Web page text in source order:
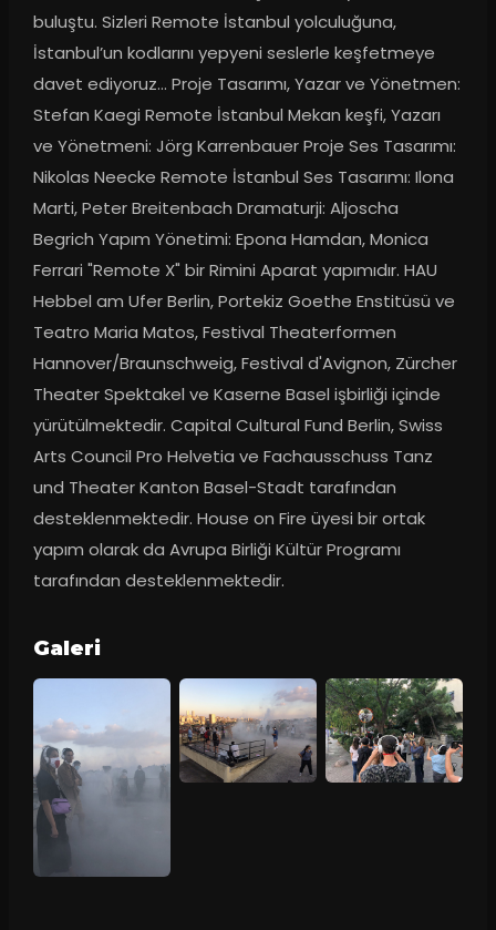
buluştu. Sizleri Remote İstanbul yolculuğuna,
İstanbul’un kodlarını yepyeni seslerle keşfetmeye
davet ediyoruz... Proje Tasarımı, Yazar ve Yönetmen:
Stefan Kaegi Remote İstanbul Mekan keşfi, Yazarı
ve Yönetmeni: Jörg Karrenbauer Proje Ses Tasarımı:
Nikolas Neecke Remote İstanbul Ses Tasarımı: Ilona
Marti, Peter Breitenbach Dramaturji: Aljoscha
Begrich Yapım Yönetimi: Epona Hamdan, Monica
Ferrari "Remote X" bir Rimini Aparat yapımıdır. HAU
Hebbel am Ufer Berlin, Portekiz Goethe Enstitüsü ve
Teatro Maria Matos, Festival Theaterformen
Hannover/Braunschweig, Festival d'Avignon, Zürcher
Theater Spektakel ve Kaserne Basel işbirliği içinde
yürütülmektedir. Capital Cultural Fund Berlin, Swiss
Arts Council Pro Helvetia ve Fachausschuss Tanz
und Theater Kanton Basel-Stadt tarafından
desteklenmektedir. House on Fire üyesi bir ortak
yapım olarak da Avrupa Birliği Kültür Programı
tarafından desteklenmektedir.
Galeri